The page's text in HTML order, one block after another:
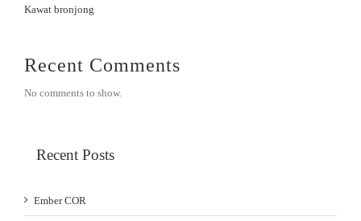
Kawat bronjong
Recent Comments
No comments to show.
Recent Posts
Ember COR